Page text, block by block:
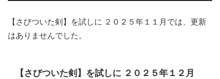
【さびついた剣】を試しに ２０２５年１１月では、更新
はありませんでした。
【さびついた剣】を試しに ２０２５年１２月